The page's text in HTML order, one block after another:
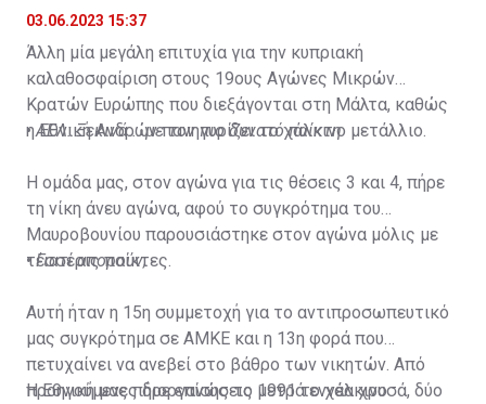
03.06.2023 15:37
Άλλη μία μεγάλη επιτυχία για την κυπριακή
καλαθοσφαίριση στους 19ους Αγώνες Μικρών
Κρατών Ευρώπης που διεξάγονται στη Μάλτα, καθώς
η Εθνική Ανδρών πανηγυρίζει το χάλκινο μετάλλιο.
•ΑΕΛ: Ξεκινά... με τον πιο δυνατό παίκτη
Η ομάδα μας, στον αγώνα για τις θέσεις 3 και 4, πήρε
τη νίκη άνευ αγώνα, αφού το συγκρότημα του
Μαυροβουνίου παρουσιάστηκε στον αγώνα μόλις με
τέσσερις παίκτες.
•Γιατί απορούν;
Αυτή ήταν η 15η συμμετοχή για το αντιπροσωπευτικό
μας συγκρότημα σε ΑΜΚΕ και η 13η φορά που
πετυχαίνει να ανεβεί στο βάθρο των νικητών. Από
προηγούμενες διοργανώσεις μετρά εννέα χρυσά, δύο
Η Εθνική μας πήρε επίσης το 1991 το χάλκινο